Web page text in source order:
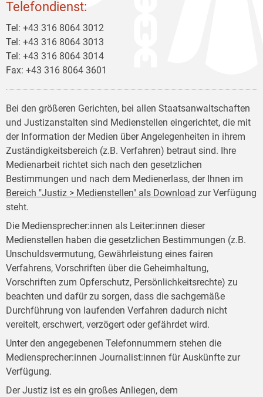
Telefondienst:
Tel: +43 316 8064 3012
Tel: +43 316 8064 3013
Tel: +43 316 8064 3014
Fax: +43 316 8064 3601
Bei den größeren Gerichten, bei allen Staatsanwaltschaften
und Justizanstalten sind Medienstellen eingerichtet, die mit
der Information der Medien über Angelegenheiten in ihrem
Zuständigkeitsbereich (z.B. Verfahren) betraut sind. Ihre
Medienarbeit richtet sich nach den gesetzlichen
Bestimmungen und nach dem Medienerlass, der Ihnen im
Bereich "Justiz > Medienstellen" als Download zur Verfügung
steht.
Die Mediensprecher:innen als Leiter:innen dieser
Medienstellen haben die gesetzlichen Bestimmungen (z.B.
Unschuldsvermutung, Gewährleistung eines fairen
Verfahrens, Vorschriften über die Geheimhaltung,
Vorschriften zum Opferschutz, Persönlichkeitsrechte) zu
beachten und dafür zu sorgen, dass die sachgemäße
Durchführung von laufenden Verfahren dadurch nicht
vereitelt, erschwert, verzögert oder gefährdet wird.
Unter den angegebenen Telefonnummern stehen die
Mediensprecher:innen Journalist:innen für Auskünfte zur
Verfügung.
Der Justiz ist es ein großes Anliegen, dem